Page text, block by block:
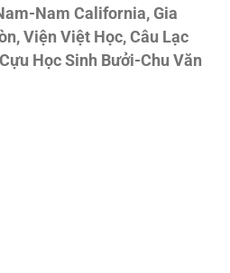
Nam California, Gia
Viện Việt Học, Câu Lạc
Học Sinh Bưởi-Chu Văn